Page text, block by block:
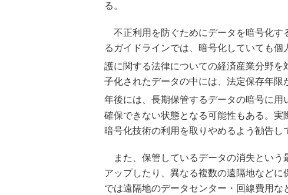
る。
不正利用を防ぐためにデータを暗号化す
るガイドラインでは、暗号化していても
護に関する法律についての経済産業分野
子化されたデータの中には、法定保存年
年後には、長期保管するデータの暗号に用
確保できない状態となる可能性もある。
暗号化技術の利用を取りやめるよう勧告し
また、保管しているデータの消失という
アップしたり、異なる複数の遠隔地など
では遠隔地のデータセンター・回線費用